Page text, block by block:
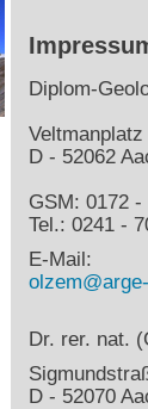
Diplom-
Veltmanplatz
D - 52062
GSM: 0172 -
Tel.: 0241 -
E-Mail:
Dr. rer. nat.
D - 52070